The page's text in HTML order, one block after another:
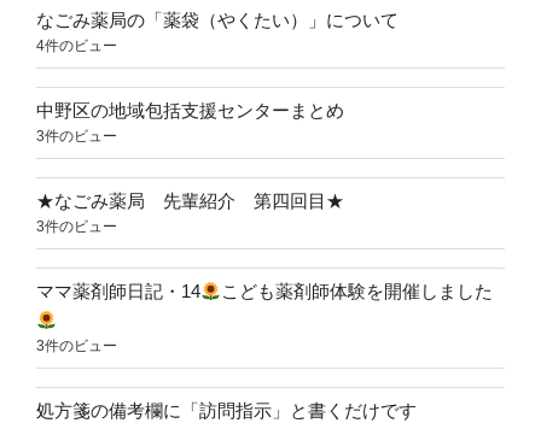
なごみ薬局の「薬袋（やくたい）」について
4件のビュー
中野区の地域包括支援センターまとめ
3件のビュー
★なごみ薬局 先輩紹介 第四回目★
3件のビュー
ママ薬剤師日記・14 こども薬剤師体験を開催しました
3件のビュー
処方箋の備考欄に「訪問指示」と書くだけです